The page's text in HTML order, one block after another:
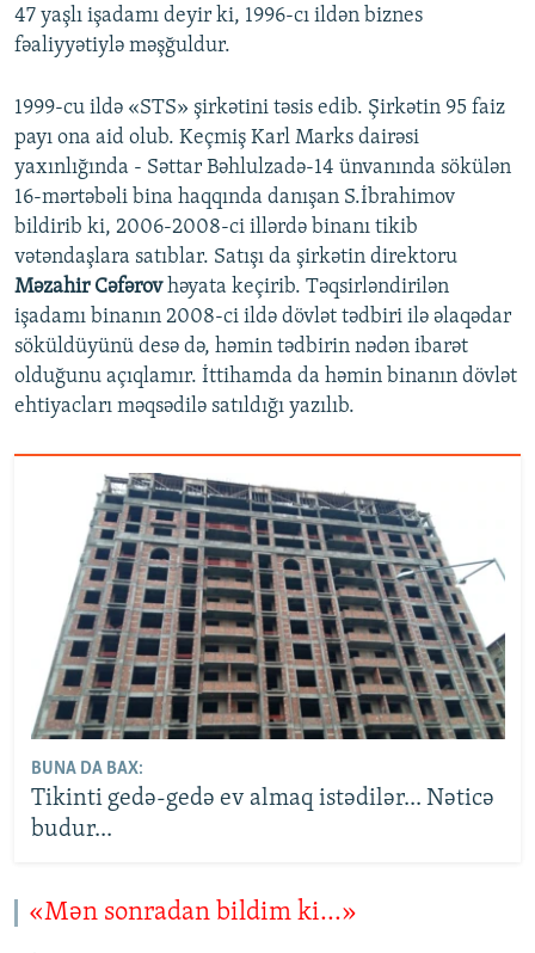
47 yaşlı işadamı deyir ki, 1996-cı ildən biznes
fəaliyyətiylə məşğuldur.
1999-cu ildə «STS» şirkətini təsis edib. Şirkətin 95 faiz
payı ona aid olub. Keçmiş Karl Marks dairəsi
yaxınlığında - Səttar Bəhlulzadə-14 ünvanında sökülən
16-mərtəbəli bina haqqında danışan S.İbrahimov
bildirib ki, 2006-2008-ci illərdə binanı tikib
vətəndaşlara satıblar. Satışı da şirkətin direktoru
Məzahir Cəfərovhəyata keçirib. Təqsirləndirilən
işadamı binanın 2008-ci ildə dövlət tədbiri ilə əlaqədar
söküldüyünü desə də, həmin tədbirin nədən ibarət
olduğunu açıqlamır. İttihamda da həmin binanın dövlət
ehtiyacları məqsədilə satıldığı yazılıb.
BUNA DA BAX:
Tikinti gedə-gedə ev almaq istədilər... Nəticə
budur...
«Mən sonradan bildim ki...»